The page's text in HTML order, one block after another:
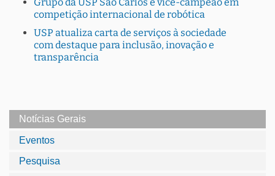
competição internacional de robótica
USP atualiza carta de serviços à sociedade
com destaque para inclusão, inovação e
transparência
Notícias Gerais
Eventos
Pesquisa